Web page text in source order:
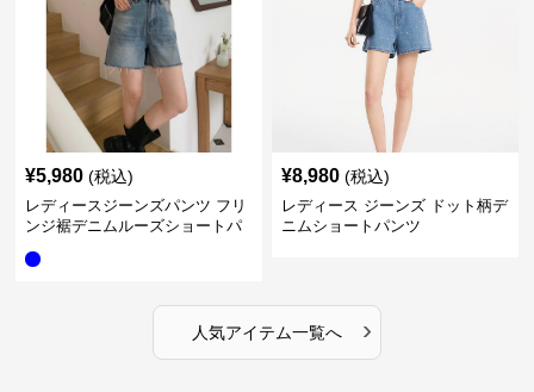
¥5,980 (税込)
レディースジーンズパンツ フリ
ンジ裾デニムルーズショートパ
¥8,980 (税込)
レディース ジーンズ ドット柄デ
ニムショートパンツ
人気アイテム一覧へ ›